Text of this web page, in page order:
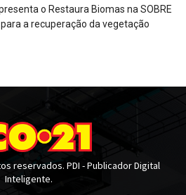
o Restaura Biomas na SOBRE
a recuperação da vegetação
reservados. PDI - Publicador Digital
Inteligente.